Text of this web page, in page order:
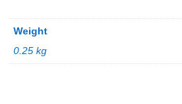
Weight
0.25 kg